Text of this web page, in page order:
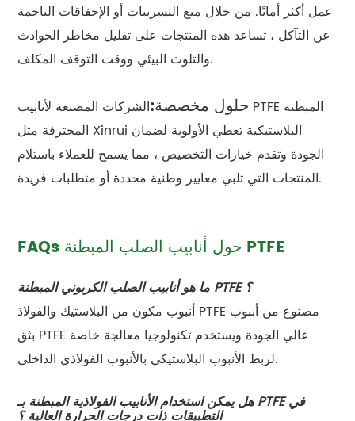
عمل أكثر أمانًا. من خلال منع التسريبات أو الإخفاقات الناجمة
عن التآكل ، تساعد هذه المنتجات على تقليل مخاطر الحوادث
والتلوث البيئي ووقت التوقف المكلف.
حلول مخصصة:الشركات المصنعة لأنابيب PTFE المبطنة
المحترفة مثل Xinrui البلاستيكية تعطي الأولوية لضمان
الجودة وتقدم خيارات التخصيص ، مما يسمح للعملاء باستلام
المنتجات التي تلبي معايير وطنية محددة أو متطلبات فريدة.
FAQs حول أنابيب الصلب المبطنة PTFE
ما هو أنابيب الصلب الكربوني المبطنة PTFE ؟
أنبوب مكون من البلاستيك والفولاذ PTFE مصنوع من أنبوب
بثق PTFE عالي الجودة ويستخدم تكنولوجيا معالجة خاصة
لربط الأنبوب البلاستيكي بالأنبوب الفولاذي الداخلي.
هل يمكن استخدام الأنابيب الفولاذية المبطنة بـ PTFE في
التطبيقات ذات درجات الحرارة العالية ؟